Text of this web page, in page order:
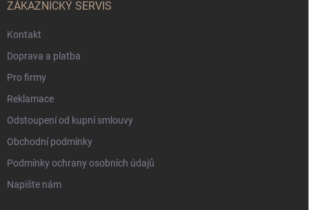
ZÁKAZNICKÝ SERVIS
Kontakt
Doprava a platba
Pro firmy
Reklamace
Odstoupení od kupní smlouvy
Obchodní podmínky
Podmínky ochrany osobních údajů
Napište nám